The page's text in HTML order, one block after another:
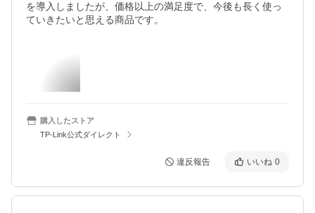
を導入しましたが、価格以上の満足度で、今後も長く使っ
ていきたいと思える商品です。
購入したストア
TP-Link公式ダイレクト
違反報告 いいね 0